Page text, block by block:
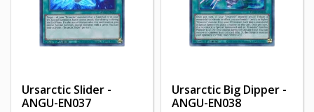
Ursarctic Slider -
ANGU-EN037
Ursarctic Big Dipper -
ANGU-EN038